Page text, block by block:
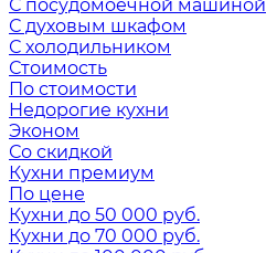
С посудомоечной машиной
С духовым шкафом
С холодильником
Стоимость
По стоимости
Недорогие кухни
Эконом
Со скидкой
Кухни премиум
По цене
Кухни до 50 000 руб.
Кухни до 70 000 руб.